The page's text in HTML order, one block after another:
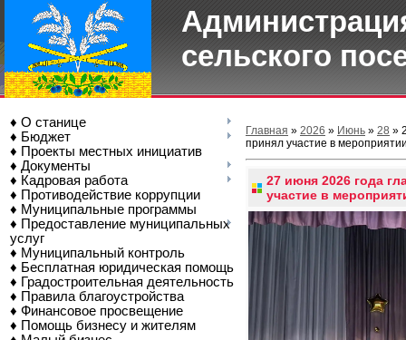
сельского
♦ О станице
♦ Бюджет
♦ Проекты местных инициатив
♦ Документы
♦ Кадровая работа
♦ Противодействие коррупции
♦ Муниципальные программы
♦ Предоставление муниципальных
услуг
♦ Муниципальный контроль
♦ Бесплатная юридическая помощь
♦ Градостроительная деятельность
♦ Правила благоустройства
♦ Финансовое просвещение
♦ Помощь бизнесу и жителям
Главная » 2026 » Июнь » 28 »
принял участие в
27 июня 2026 года
участие в